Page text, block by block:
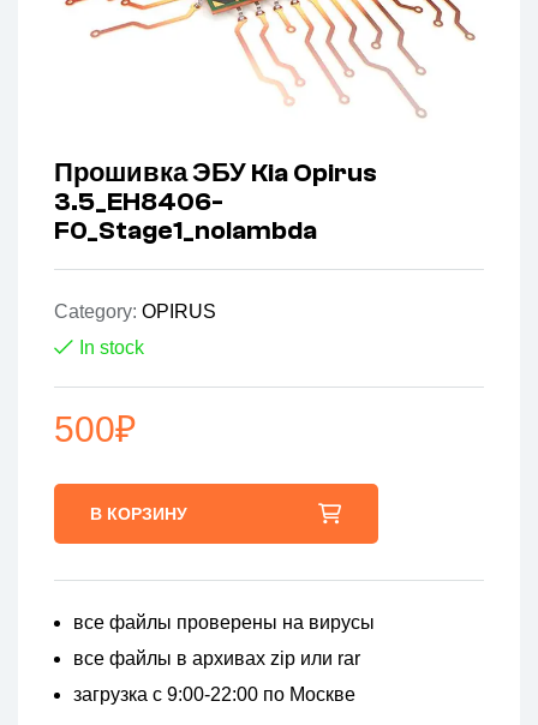
Прошивка ЭБУ Kia Opirus
3.5_EH8406-
F0_Stage1_nolambda
Category: OPIRUS
In stock
500₽
В КОРЗИНУ
все файлы проверены на вирусы
все файлы в архивах zip или rar
загрузка с 9:00-22:00 по Москве